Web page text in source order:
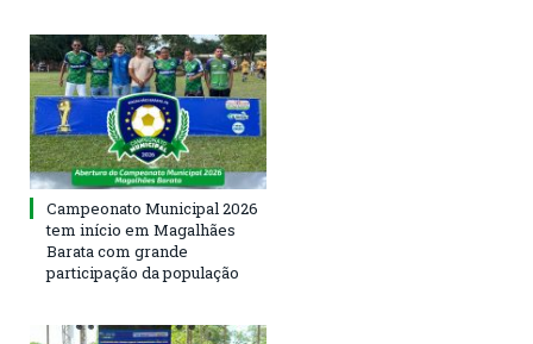
Campeonato Municipal 2026
tem início em Magalhães
Barata com grande
participação da população